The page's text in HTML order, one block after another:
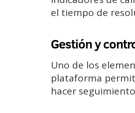
el tiempo de
Gestión y
Uno de los
plataforma
hacer